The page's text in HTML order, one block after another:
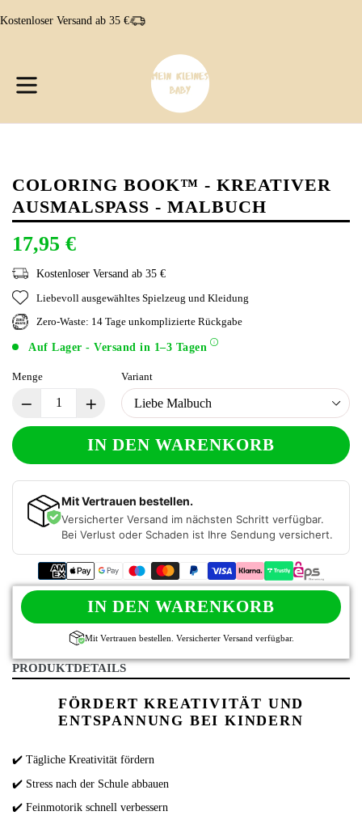
zum
Kostenloser Versand ab 35 €
erweitern/zusammenklappen
COLORING BOOK™ - KREATIVER
AUSMALSPASS - MALBUCH
17,95 €
Kostenloser Versand ab 35 €
Liebevoll ausgewähltes Spielzeug und Kleidung
Zero-Waste: 14 Tage unkomplizierte Rückgabe
Auf Lager - Versand in 1–3 Tagen
Menge Variant
IN DEN WARENKORB
Mit Vertrauen bestellen.
Versicherter Versand im nächsten Schritt verfügbar.
Bei Verlust oder Schaden ist Ihre Sendung versichert.
IN DEN WARENKORB
Mit Vertrauen bestellen. Versicherter Versand verfügbar.
PRODUKTDETAILS
FÖRDERT KREATIVITÄT UND
ENTSPANNUNG BEI KINDERN
✔️ Tägliche Kreativität fördern
✔️ Stress nach der Schule abbauen
✔️ Feinmotorik schnell verbessern